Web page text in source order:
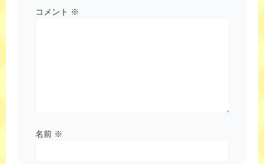
コメント ※
名前 ※